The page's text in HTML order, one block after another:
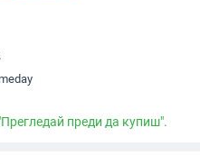
преди да купиш".